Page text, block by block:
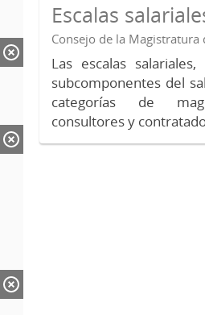
Escalas
Consejo de la
Las escalas
subcomponentes del
categorías de
consultores y